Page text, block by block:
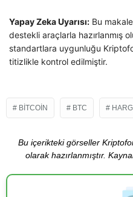
Yapay Zeka Uyarısı: Bu
destekli araçlarla hazırlanmış
standartlara uygunluğu
titizlikle kontrol edilmiştir.
BITCOIN BTC
Bu içerikteki görseller
olarak hazırlanmıştır.